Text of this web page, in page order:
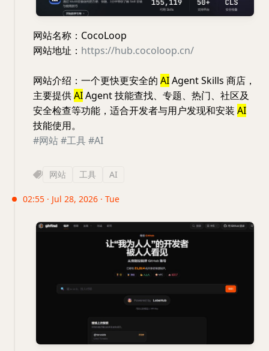
网站名称：CocoLoop
网站地址： https://hub.cocoloop.cn/
网站介绍：一个更快更安全的 AIAgent Skills 商店，
主要提供AIAgent 技能查找、专题、热门、社区及
安全检查等功能，适合开发者与用户发现和安装 AI
技能使用。
#网站#工具#AI
网站 工具 AI
02:55 · Jul 28, 2026 · Tue